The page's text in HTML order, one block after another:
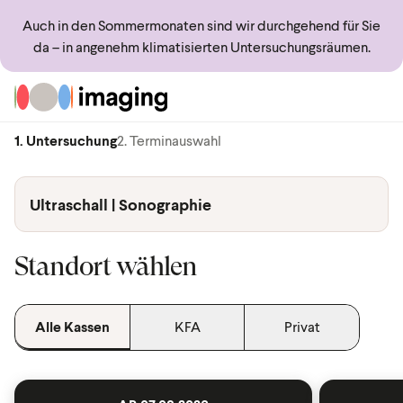
Auch in den Sommermonaten sind wir durchgehend für Sie
da – in angenehm klimatisierten Untersuchungsräumen.
Zur Startseite
1. Untersuchung2. Terminauswahl
Ultraschall | Sonographie
Standort wählen
Alle Kassen KFA Privat